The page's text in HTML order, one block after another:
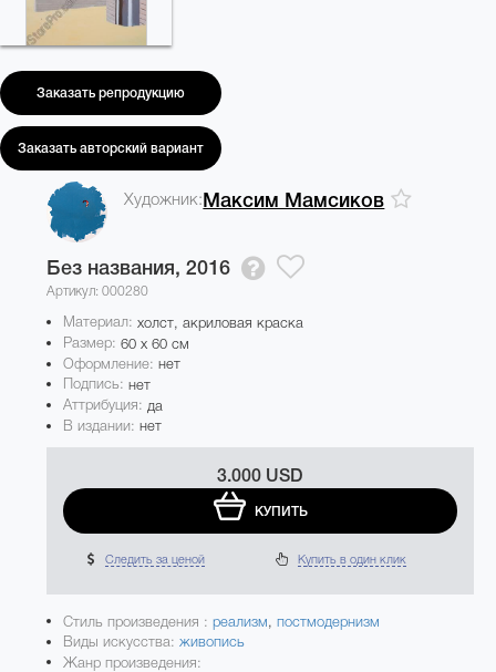
Заказать репродукцию
Заказать авторский вариант
Художник: Максим Мамсиков
Без названия, 2016
Артикул: 000280
Материал: холст, акриловая краска
Размер: 60 x 60 см
Оформление:нет
Подпись:нет
Аттрибуция: да
В издании:нет
3.000 USD
КУПИТЬ
Следить за ценой Купить в один клик
Стиль произведения : реализм,постмодернизм
Виды искусства:живопись
Жанр произведения: